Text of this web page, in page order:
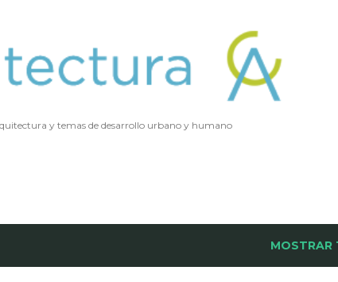
y temas de desarrollo urbano y humano
MOSTRAR